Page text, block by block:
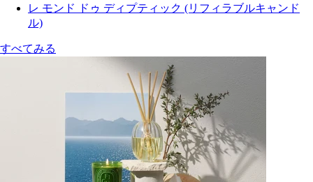
レ モンド ドゥ ディプティック (リフィラブルキャンド
ル)
すべてみる